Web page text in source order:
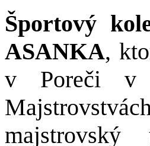
Športový
ASANKA,
v Poreči v